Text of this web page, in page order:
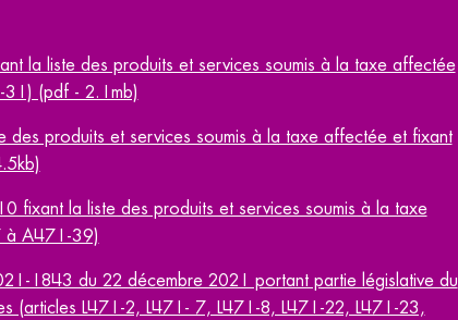
la liste des produits et services soumis à la taxe affectée
(pdf - 2.1mb)
des produits et services soumis à la taxe affectée et fixant
fixant la liste des produits et services soumis à la taxe
à A471-39)
1843 du 22 décembre 2021 portant partie législative du
(articles L471-2, L471- 7, L471-8, L471-22, L471-23,